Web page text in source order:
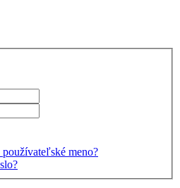
používateľské meno?